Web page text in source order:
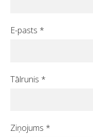
E-pasts *
Tālrunis *
Ziņojums *